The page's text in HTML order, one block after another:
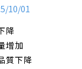
10/01
降
增加
質下降